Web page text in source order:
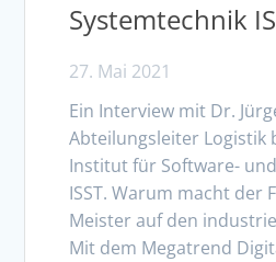
Systemtechnik
27. Mai 2021
Ein Interview mit Dr.
Abteilungsleiter Logistik
Institut für Software-
ISST. Warum macht der
Meister auf den
Mit dem Megatrend